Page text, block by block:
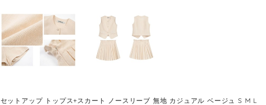
セットアップ トップス+スカート ノースリーブ 無地 カジュアル ベージュ S M L